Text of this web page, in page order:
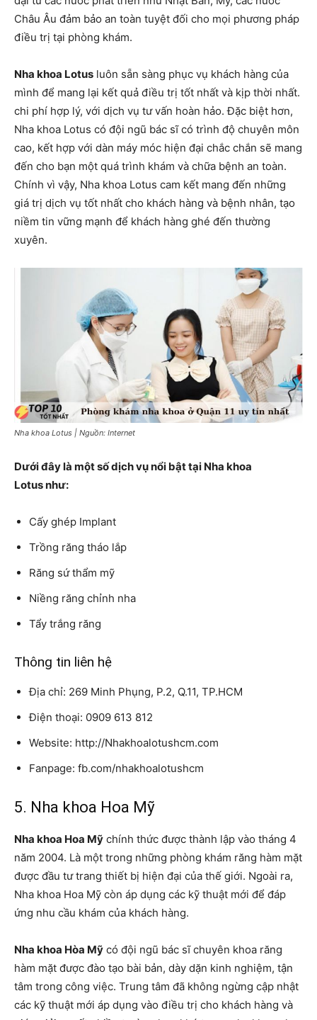
Châu Âu đảm bảo an toàn tuyệt đối cho mọi phương pháp
điều trị tại phòng khám.
Nha khoa Lotus luôn sẵn sàng phục vụ khách hàng của
mình để mang lại kết quả điều trị tốt nhất và kịp thời nhất.
chi phí hợp lý, với dịch vụ tư vấn hoàn hảo. Đặc biệt hơn,
Nha khoa Lotus có đội ngũ bác sĩ có trình độ chuyên môn
cao, kết hợp với dàn máy móc hiện đại chắc chắn sẽ mang
đến cho bạn một quá trình khám và chữa bệnh an toàn.
Chính vì vậy, Nha khoa Lotus cam kết mang đến những
giá trị dịch vụ tốt nhất cho khách hàng và bệnh nhân, tạo
niềm tin vững mạnh để khách hàng ghé đến thường
xuyên.
Nha khoa Lotus | Nguồn: Internet
Dưới đây là một số dịch vụ nổi bật tại Nha khoa
Lotus như:
Cấy ghép Implant
Trồng răng tháo lắp
Răng sứ thẩm mỹ
Niềng răng chỉnh nha
Tẩy trắng răng
Thông tin liên hệ
Địa chỉ: 269 Minh Phụng, P.2, Q.11, TP.HCM
Điện thoại: 0909 613 812
Website: http://Nhakhoalotushcm.com
Fanpage: fb.com/nhakhoalotushcm
5. Nha khoa Hoa Mỹ
Nha khoa Hoa Mỹ chính thức được thành lập vào tháng 4
năm 2004. Là một trong những phòng khám răng hàm mặt
được đầu tư trang thiết bị hiện đại của thế giới. Ngoài ra,
Nha khoa Hoa Mỹ còn áp dụng các kỹ thuật mới để đáp
ứng nhu cầu khám của khách hàng.
Nha khoa Hòa Mỹ có đội ngũ bác sĩ chuyên khoa răng
hàm mặt được đào tạo bài bản, dày dặn kinh nghiệm, tận
tâm trong công việc. Trung tâm đã không ngừng cập nhật
các kỹ thuật mới áp dụng vào điều trị cho khách hàng và